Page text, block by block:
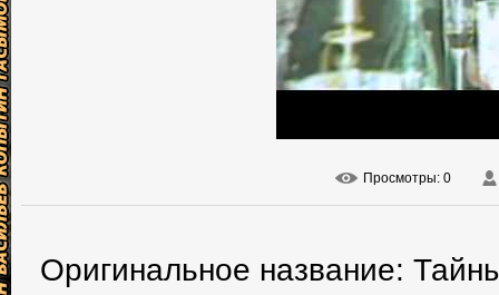
Просмотры: 0
Оригинальное название: